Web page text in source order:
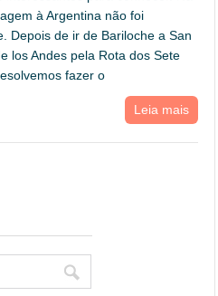
à Argentina não foi
Depois de ir de Bariloche a San
los Andes pela Rota dos Sete
fazer o
Leia mais